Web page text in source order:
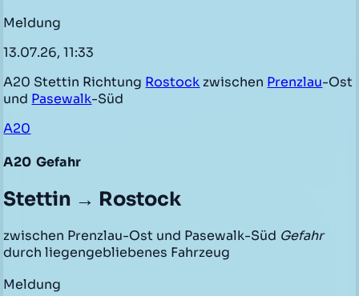
Meldung
13.07.26, 11:33
A20 Stettin Richtung Rostock zwischen Prenzlau-Ost
und Pasewalk-Süd
A20
A20 Gefahr
Stettin → Rostock
zwischen Prenzlau-Ost und Pasewalk-Süd Gefahr
durch liegengebliebenes Fahrzeug
Meldung